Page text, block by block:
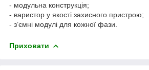
- модульна конструкція;
- варистор у якості захисного пристрою;
- з’ємні модулі для кожної фази.
Приховати